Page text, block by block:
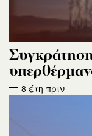
8 έτη πριν